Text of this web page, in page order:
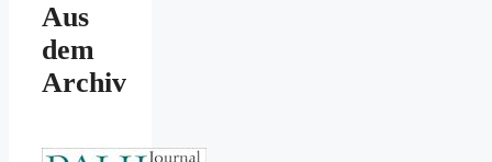
Aus
dem
Archiv